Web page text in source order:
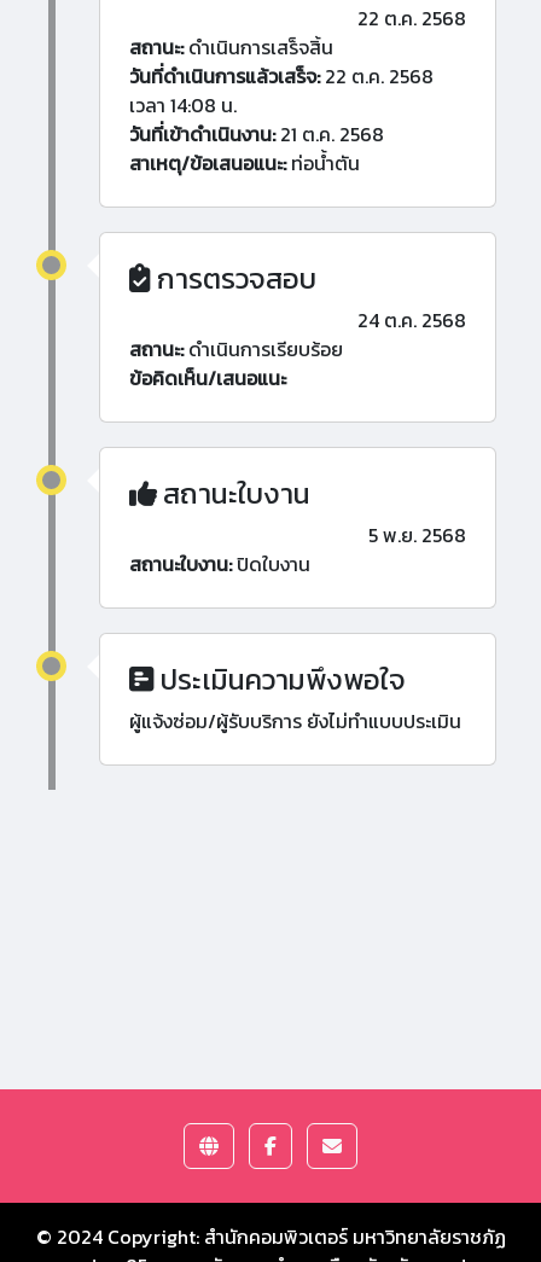
22 ต.ค. 2568
สถานะ:ดำเนินการเสร็จสิ้น
วันที่ดำเนินการแล้วเสร็จ:22 ต.ค. 2568
เวลา 14:08 น.
วันที่เข้าดำเนินงาน:21 ต.ค. 2568
สาเหตุ/ข้อเสนอแนะ:ท่อน้ำตัน
การตรวจสอบ
24 ต.ค. 2568
สถานะ:ดำเนินการเรียบร้อย
ข้อคิดเห็น/เสนอแนะ
สถานะใบงาน
5 พ.ย. 2568
สถานะใบงาน:ปิดใบงาน
ประเมินความพึงพอใจ
ผู้แจ้งซ่อม/ผู้รับบริการ ยังไม่ทำแบบประเมิน
© 2024 Copyright: สำนักคอมพิวเตอร์ มหาวิทยาลัยราชภัฏ